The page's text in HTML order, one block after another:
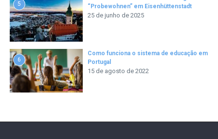
5
“Probewohnen” em Eisenhüttenstadt
25 de junho de 2025
6
Como funciona o sistema de educação em
Portugal
15 de agosto de 2022